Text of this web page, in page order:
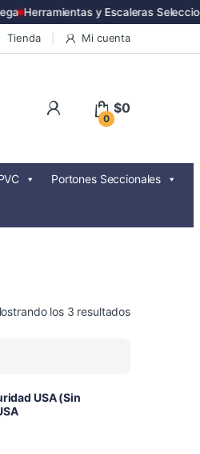
Herramientas y Escaleras
Tienda Mi cuenta
0
$0
Portones Seccionales
los 3 resultadosOrdenado
USA (Sin